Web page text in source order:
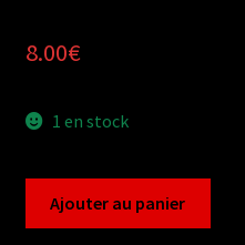
8.00€
1 en stock
Ajouter au panier